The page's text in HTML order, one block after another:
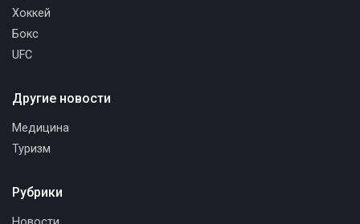
Хоккей
Бокс
UFC
Другие новости
Медицина
Туризм
Рубрики